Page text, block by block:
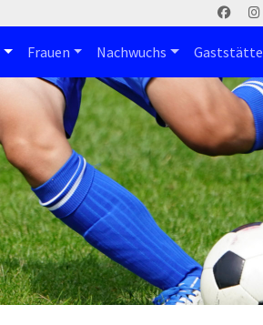
Frauen Nachwuchs Gaststätte